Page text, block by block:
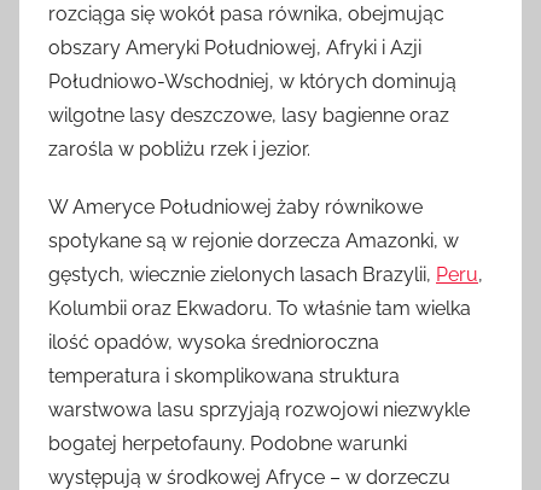
rozciąga się wokół pasa równika, obejmując
obszary Ameryki Południowej, Afryki i Azji
Południowo-Wschodniej, w których dominują
wilgotne lasy deszczowe, lasy bagienne oraz
zarośla w pobliżu rzek i jezior.
W Ameryce Południowej żaby równikowe
spotykane są w rejonie dorzecza Amazonki, w
gęstych, wiecznie zielonych lasach Brazylii, Peru,
Kolumbii oraz Ekwadoru. To właśnie tam wielka
ilość opadów, wysoka średnioroczna
temperatura i skomplikowana struktura
warstwowa lasu sprzyjają rozwojowi niezwykle
bogatej herpetofauny. Podobne warunki
występują w środkowej Afryce – w dorzeczu